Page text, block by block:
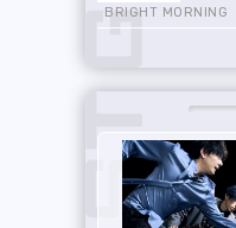
BRIGHT MORNING